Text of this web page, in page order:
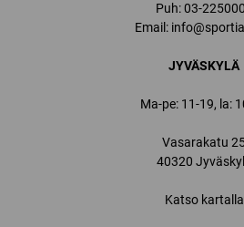
Puh:03-
Email:
JYVÄSKYLÄ
Ma-pe: 11-19, la:
Vasarakatu
40320
Katso kartalla